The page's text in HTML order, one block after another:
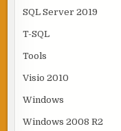
SQL Server 2019
T-SQL
Tools
Visio 2010
Windows
Windows 2008 R2